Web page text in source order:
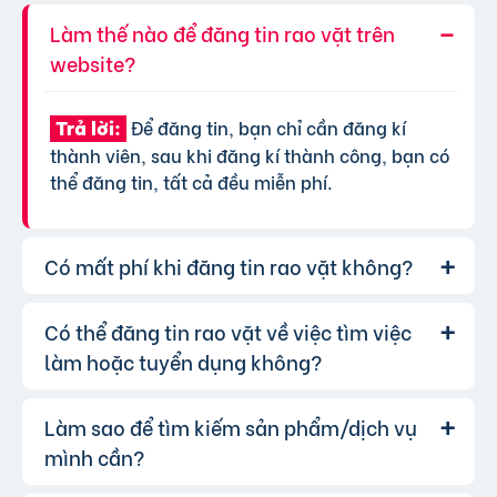
Làm thế nào để đăng tin rao vặt trên
website?
Trả lời: Để đăng tin, bạn chỉ cần đăng kí
thành viên, sau khi đăng kí thành công, bạn có
thể đăng tin, tất cả đều miễn phí.
Có mất phí khi đăng tin rao vặt không?
Trả lời: Chúng tôi cung cấp gói đăng tin miễn
phí cơ bản cho tất cả người dùng. Tuy nhiên, để
thị, bạn có thể lựa chọn các gói dịch vụ nâng
cấp với chi phí hợp lý, xem thêmphí dịch vụ tin
VIP.
Có thể đăng tin rao vặt về việc tìm việc
làm hoặc tuyển dụng không?
Trả lời: Hoàn toàn có thể. Website của chúng
tôi hỗ trợ đăng tin tuyển dụng và tìm việc làm.
Làm sao để tìm kiếm sản phẩm/dịch vụ
mình cần?